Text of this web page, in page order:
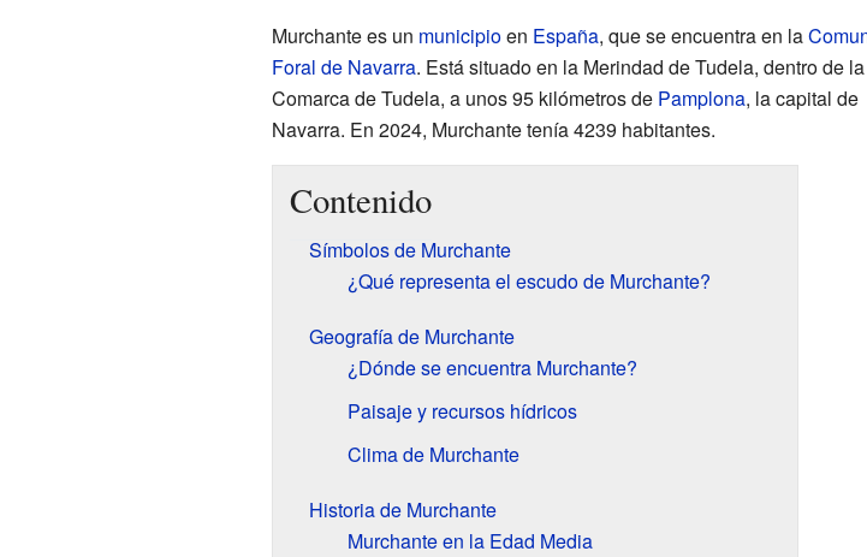
Murchante es un municipioen España, que se encuentra en la
Foral de Navarra. Está situado en la Merindad de Tudela, dentro de la
Comarca de Tudela, a unos 95 kilómetros de Pamplona, la capital de
Navarra. En 2024, Murchante tenía 4239 habitantes.
Contenido
Símbolos de Murchante
¿Qué representa el escudo de Murchante?
Geografía de Murchante
¿Dónde se encuentra Murchante?
Paisaje y recursos hídricos
Clima de Murchante
Historia de Murchante
Murchante en la Edad Media